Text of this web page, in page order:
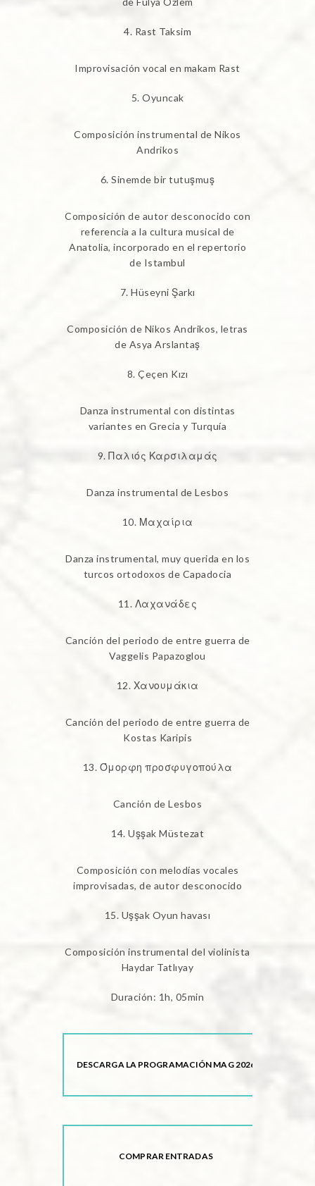
Rast Taksim
Improvisación vocal en makam Rast
Oyuncak
Composición instrumental de Nikos
Andrikos
Sinemde bir tutuşmuş
Composición de autor desconocido con
referencia a la cultura musical de
Anatolia, incorporado en el repertorio
de Istambul
Hüseyni Şarkı
Composición de Nikos Andrikos, letras
de Asya Arslantaş
Çeçen Kızı
Danza instrumental con distintas
variantes en Grecia y Turquía
Παλιός Καρσιλαμάς
Danza instrumental de Lesbos
Μαχαίρια
Danza instrumental, muy querida en los
turcos ortodoxos de Capadocia
Λαχανάδες
Canción del periodo de entre guerra de
Vaggelis Papazoglou
Χανουμάκια
Canción del periodo de entre guerra de
Kostas Karipis
Όμορφη προσφυγοπούλα
Canción de Lesbos
Uşşak Müstezat
Composición con melodías vocales
improvisadas, de autor desconocido
Uşşak Oyun havası
Composición instrumental del violinista
Haydar Tatlıyay
Duración: 1h, 05min
DESCARGA LA PROGRAMACIÓN MAG 2026
COMPRAR ENTRADAS